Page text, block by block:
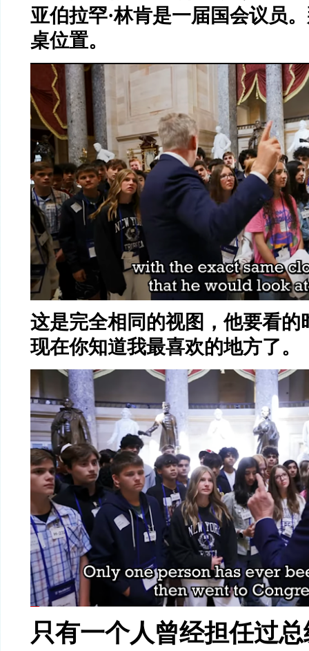
亚伯拉罕·林肯是一届国会议员
桌位置。
这是完全相同的视图，他要看的
现在你知道我最喜欢的地方了。
只有一个人曾经担任过